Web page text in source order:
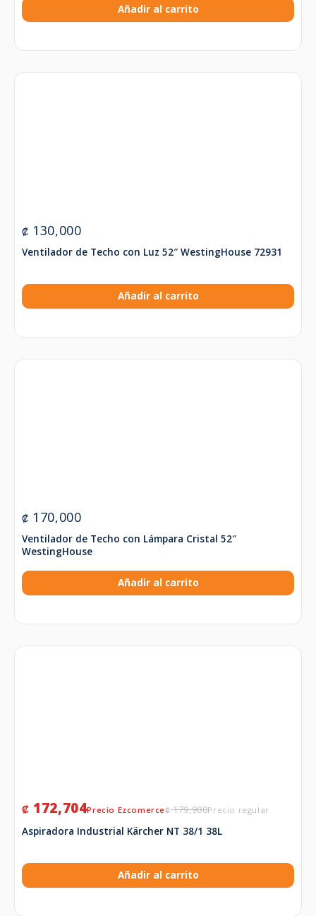
Añadir al carrito
₡ 130,000
Ventilador de Techo con Luz 52″ WestingHouse 72931
Añadir al carrito
₡ 170,000
Ventilador de Techo con Lámpara Cristal 52″
WestingHouse
Añadir al carrito
₡179,900
₡ 172,704
Aspiradora Industrial Kärcher NT 38/1 38L
Añadir al carrito